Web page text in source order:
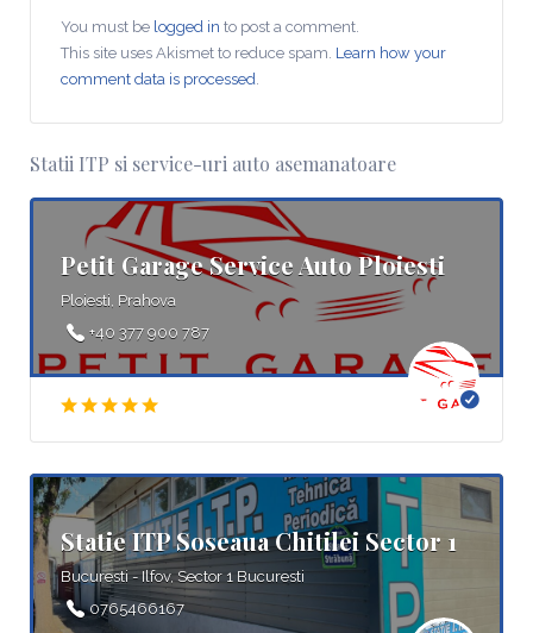
You must be logged in to post a comment.
This site uses Akismet to reduce spam. Learn how your
comment data is processed.
Statii ITP si service-uri auto asemanatoare
Petit Garage Service Auto Ploiesti
Ploiesti, Prahova
+40 377 900 787
Statie ITP Soseaua Chitilei Sector 1
Bucuresti - Ilfov, Sector 1 Bucuresti
0765466167